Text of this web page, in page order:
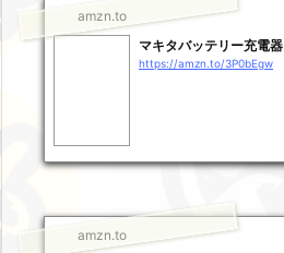
amzn.to
マキタバッテリー充電器
https://amzn.to/3P0bEgw
amzn.to